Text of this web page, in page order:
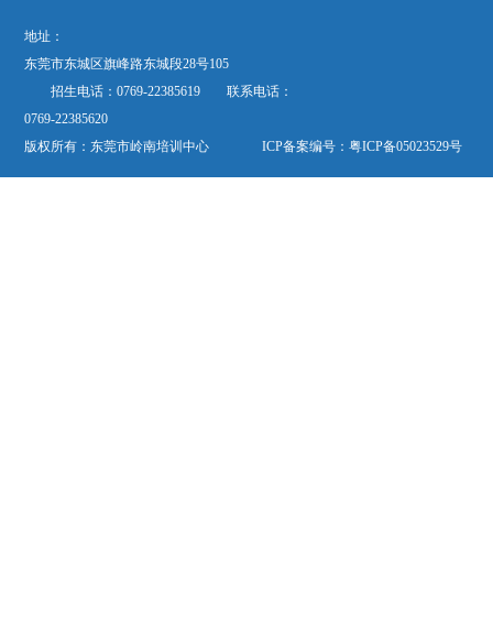
地址：
东莞市东城区旗峰路东城段28号105
招生电话：0769-22385619 联系电话：
0769-22385620
版权所有：东莞市岭南培训中心 ICP备案编号： 粤ICP备05023529号